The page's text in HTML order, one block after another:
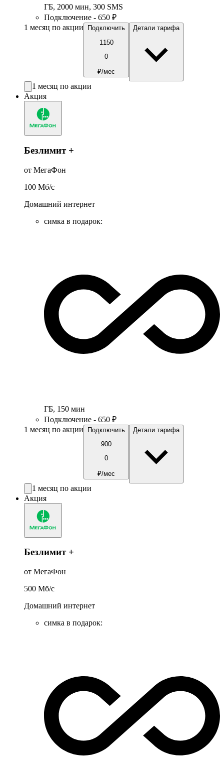
ГБ, 2000 мин, 300 SMS
Подключение - 650 ₽
1 месяц по акции
Подключить
1150
0
₽/мес
Детали тарифа
1 месяц по акции
Акция
Безлимит +
от МегаФон
100 Мб/c
Домашний интернет
симка в подарок:
ГБ, 150 мин
Подключение - 650 ₽
1 месяц по акции
Подключить
900
0
₽/мес
Детали тарифа
1 месяц по акции
Акция
Безлимит +
от МегаФон
500 Мб/c
Домашний интернет
симка в подарок: